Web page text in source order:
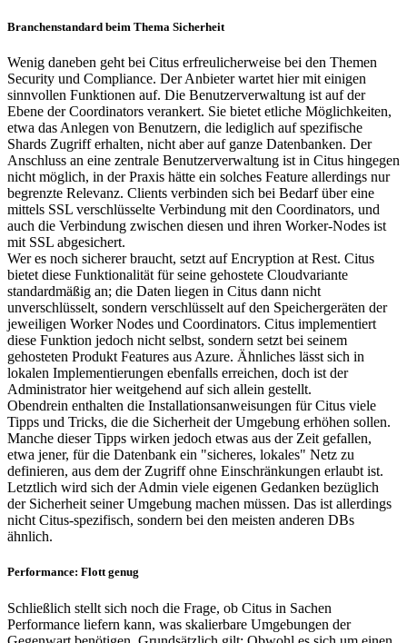
Branchenstandard beim Thema Sicherheit
Wenig daneben geht bei Citus erfreulicherweise bei den Themen
Security und Compliance. Der Anbieter wartet hier mit einigen
sinnvollen Funktionen auf. Die Benutzerverwaltung ist auf der
Ebene der Coordinators verankert. Sie bietet etliche Möglichkeiten,
etwa das Anlegen von Benutzern, die lediglich auf spezifische
Shards Zugriff erhalten, nicht aber auf ganze Datenbanken. Der
Anschluss an eine zentrale Benutzerverwaltung ist in Citus hingegen
nicht möglich, in der Praxis hätte ein solches Feature allerdings nur
begrenzte Relevanz. Clients verbinden sich bei Bedarf über eine
mittels SSL verschlüsselte Verbindung mit den Coordinators, und
auch die Verbindung zwischen diesen und ihren Worker-Nodes ist
mit SSL abgesichert.
Wer es noch sicherer braucht, setzt auf Encryption at Rest. Citus
bietet diese Funktionalität für seine gehostete Cloudvariante
standardmäßig an; die Daten liegen in Citus dann nicht
unverschlüsselt, sondern verschlüsselt auf den Speichergeräten der
jeweiligen Worker Nodes und Coordinators. Citus implementiert
diese Funktion jedoch nicht selbst, sondern setzt bei seinem
gehosteten Produkt Features aus Azure. Ähnliches lässt sich in
lokalen Implementierungen ebenfalls erreichen, doch ist der
Administrator hier weitgehend auf sich allein gestellt.
Obendrein enthalten die Installationsanweisungen für Citus viele
Tipps und Tricks, die die Sicherheit der Umgebung erhöhen sollen.
Manche dieser Tipps wirken jedoch etwas aus der Zeit gefallen,
etwa jener, für die Datenbank ein "sicheres, lokales" Netz zu
definieren, aus dem der Zugriff ohne Einschränkungen erlaubt ist.
Letztlich wird sich der Admin viele eigenen Gedanken bezüglich
der Sicherheit seiner Umgebung machen müssen. Das ist allerdings
nicht Citus-spezifisch, sondern bei den meisten anderen DBs
ähnlich.
Performance: Flott genug
Schließlich stellt sich noch die Frage, ob Citus in Sachen
Performance liefern kann, was skalierbare Umgebungen der